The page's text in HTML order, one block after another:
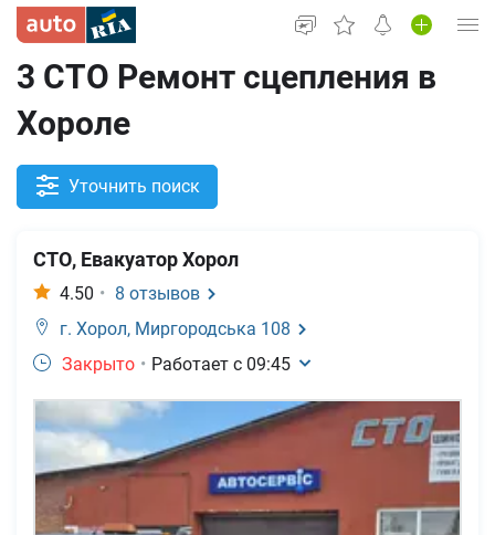
Вход в кабинет
Автомобили б/у
Новые авто
Новости
Все для авто
3 СТО Ремонт сцепления в
Хороле
Уточнить поиск
СТО, Евакуатор Хорол
4.50 • 8 отзывов
г. Хорол, Миргородська 108
Закрыто • Работает с 09:45